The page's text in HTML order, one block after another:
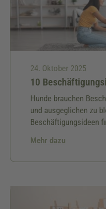
24. Oktober 2025
Hunde brauchen
und ausgeglichen zu
Beschäftigungsideen
Mehr dazu